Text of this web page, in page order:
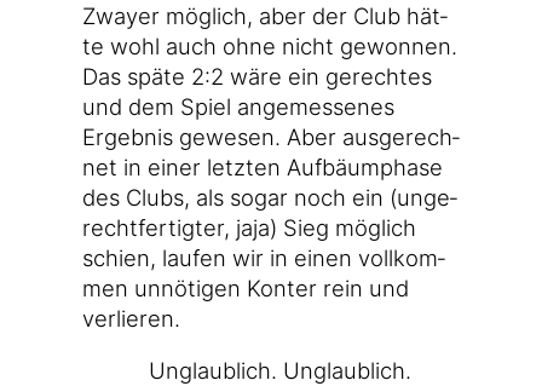
Zway­er mög­lich, aber der Club hät­
te wohl auch ohne nicht gewon­nen.
Das spä­te 2:2 wäre ein gerech­tes
und dem Spiel ange­mes­se­nes
Ergeb­nis gewe­sen. Aber aus­ge­rech­
net in einer letz­ten Auf­bäum­pha­se
des Clubs, als sogar noch ein (unge­
recht­fer­tig­ter, jaja) Sieg mög­lich
schien, lau­fen wir in einen voll­kom­
men unnö­ti­gen Kon­ter rein und
verlieren.
Unglaub­lich. Unglaub­lich.